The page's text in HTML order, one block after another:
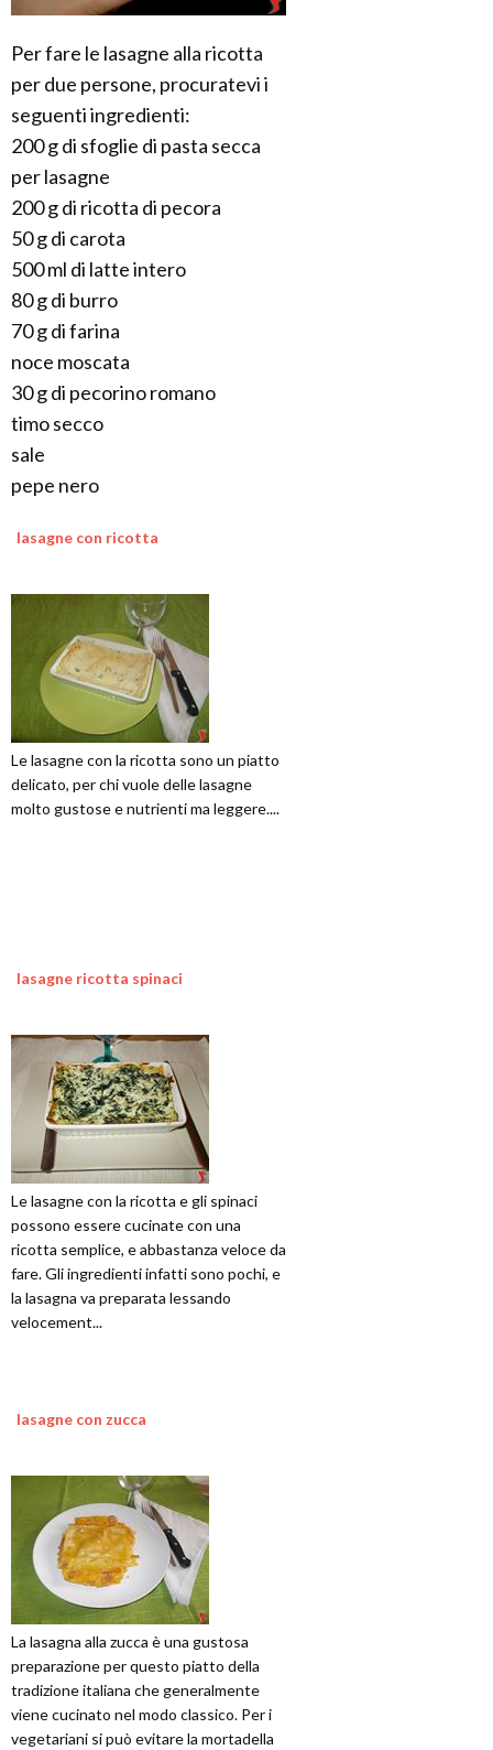
Per fare le lasagne alla ricotta
per due persone, procuratevi i
seguenti ingredienti:
200 g di sfoglie di pasta secca
per lasagne
200 g di ricotta di pecora
50 g di carota
500 ml di latte intero
80 g di burro
70 g di farina
noce moscata
30 g di pecorino romano
timo secco
sale
pepe nero
lasagne con ricotta
Le lasagne con la ricotta sono un piatto
delicato, per chi vuole delle lasagne
molto gustose e nutrienti ma leggere....
lasagne ricotta spinaci
Le lasagne con la ricotta e gli spinaci
possono essere cucinate con una
ricotta semplice, e abbastanza veloce da
fare. Gli ingredienti infatti sono pochi, e
la lasagna va preparata lessando
velocement...
lasagne con zucca
La lasagna alla zucca è una gustosa
preparazione per questo piatto della
tradizione italiana che generalmente
viene cucinato nel modo classico. Per i
vegetariani si può evitare la mortadella